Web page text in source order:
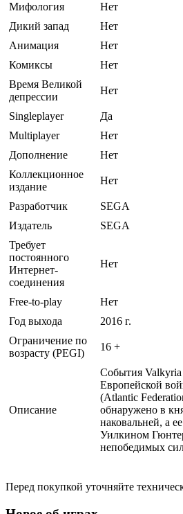
Мифология
Нет
Дикий запад
Нет
Анимация
Нет
Комиксы
Нет
Время Великой
депрессии
Нет
Singleplayer
Да
Multiplayer
Нет
Дополнение
Нет
Коллекционное
издание
Нет
Разработчик
SEGA
Издатель
SEGA
Требует
постоянного
Интернет-
соединения
Нет
Free-to-play
Нет
Год выхода
2016 г.
Ограничение по
возрасту (PEGI)
16 +
Описание
События Valkyria
Европейской
(Atlantic
обнаружено в
наковальней, а
Уилкином
непобедимых
Перед покупкой уточняйте